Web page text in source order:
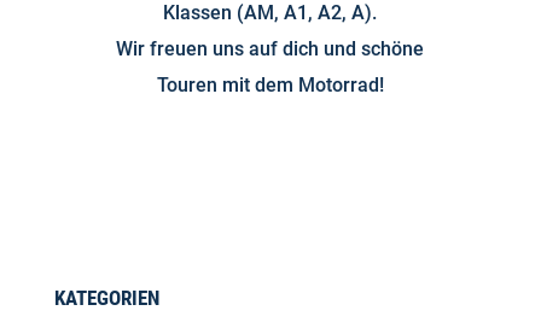
Klassen (AM, A1, A2, A).
Wir freuen uns auf dich und schöne
Touren mit dem Motorrad!
KATEGORIEN